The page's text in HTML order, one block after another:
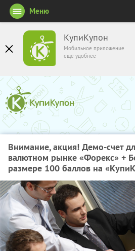
КупиКупон
Мобильное приложение
ещё удобнее
Меню
Внимание, акция! Демо-счет
валютном рынке «Форекс» +
размере 100 баллов на